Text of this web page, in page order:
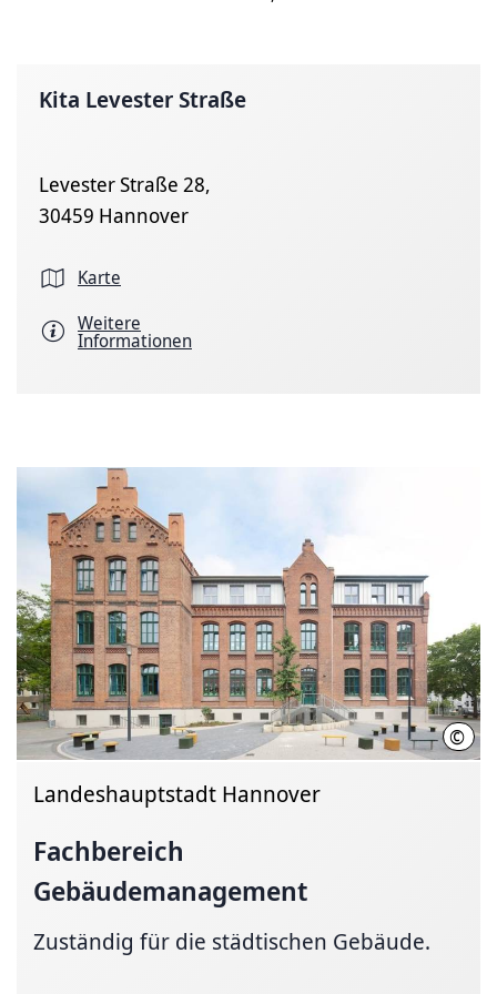
Kita Levester Straße
Levester Straße 28,
30459 Hannover
Karte
Weitere
Informationen
© LHH
Landeshauptstadt Hannover
Fachbereich
Gebäudemanagement
Zuständig für die städtischen Gebäude.